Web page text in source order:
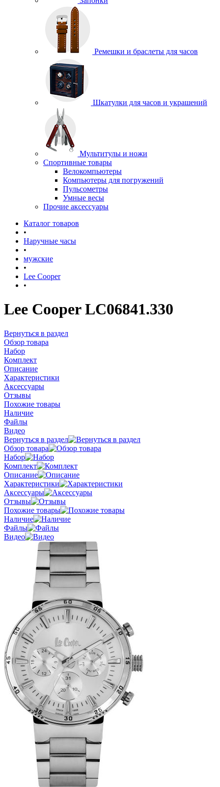
Ремешки и браслеты для часов
Шкатулки для часов и украшений
Мультитулы и ножи
Спортивные товары
Велокомпьютеры
Компьютеры для погружений
Пульсометры
Умные весы
Прочие аксессуары
Каталог товаров
•
Наручные часы
•
мужские
•
Lee Cooper
•
Lee Cooper LC06841.330
Вернуться в раздел
Обзор товара
Набор
Комплект
Описание
Характеристики
Аксессуары
Отзывы
Похожие товары
Наличие
Файлы
Видео
Вернуться в раздел
Обзор товара
Набор
Комплект
Описание
Характеристики
Аксессуары
Отзывы
Похожие товары
Наличие
Файлы
Видео